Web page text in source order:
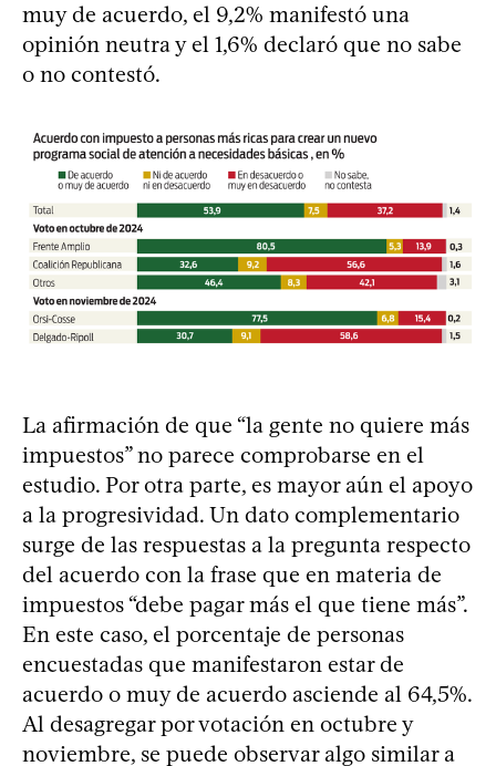
muy de acuerdo, el 9,2% manifestó una
opinión neutra y el 1,6% declaró que no sabe
o no contestó.
La afirmación de que “la gente no quiere más
impuestos” no parece comprobarse en el
estudio. Por otra parte, es mayor aún el apoyo
a la progresividad. Un dato complementario
surge de las respuestas a la pregunta respecto
del acuerdo con la frase que en materia de
impuestos “debe pagar más el que tiene más”.
En este caso, el porcentaje de personas
encuestadas que manifestaron estar de
acuerdo o muy de acuerdo asciende al 64,5%.
Al desagregar por votación en octubre y
noviembre, se puede observar algo similar a